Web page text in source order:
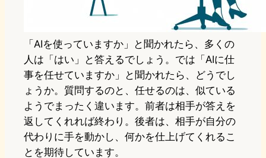
「AIを使っていますか」と聞かれたら、多くの
人は「はい」と答えるでしょう。では「AIに仕
事を任せていますか」と聞かれたら、どうでし
ょうか。質問するのと、任せるのは、似ている
ようでまったく違います。前者は相手が答えを
返してくれれば終わり。後者は、相手が自分の
代わりに手を動かし、何かを仕上げてくれるこ
とを期待しています。